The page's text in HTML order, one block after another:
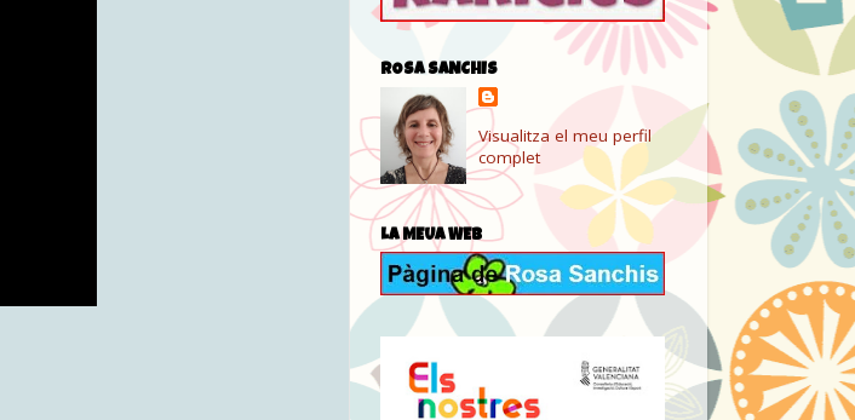
ROSA SANCHIS
Visualitza el meu perfil
complet
LA MEUA WEB